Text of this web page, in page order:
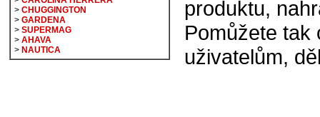
produktu,
Pomůžete tak
uživatelům,
> CHUGGINGTON
> GARDENA
> SUPERMAG
> AHAVA
> NAUTICA